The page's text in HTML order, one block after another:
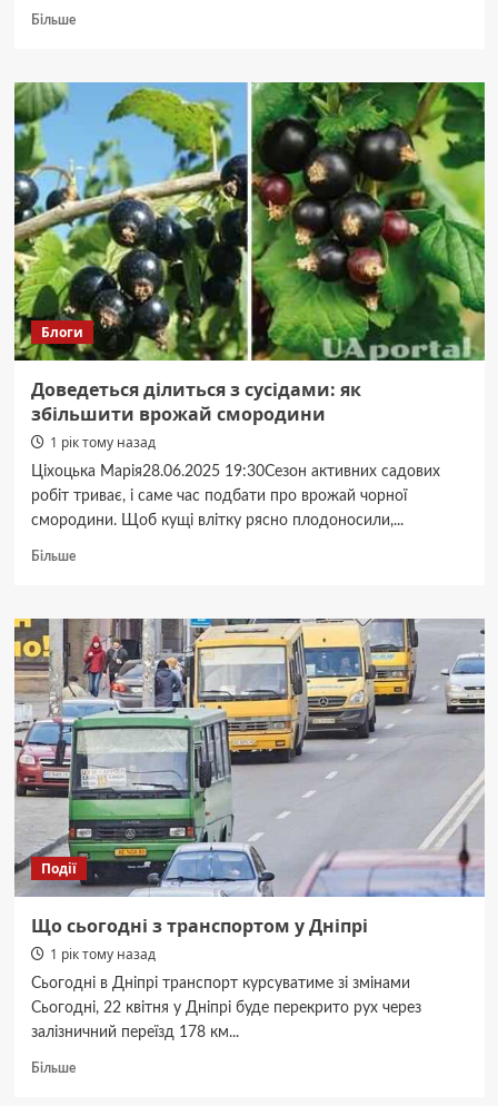
БільшеДокладніше
или
роллы
чему
отдать
предпочтение?
Блоги
Доведеться ділиться з сусідами: як
збільшити врожай смородини
1 рік тому назад
Ціхоцька Марія28.06.2025 19:30Сезон активних садових
робіт триває, і саме час подбати про врожай чорної
смородини. Щоб кущі влітку рясно плодоносили,...
БільшеДокладніше
ділиться
сусідами:
як
збільшити
врожай
смородини
Події
Що сьогодні з транспортом у Дніпрі
1 рік тому назад
Сьогодні в Дніпрі транспорт курсуватиме зі змінами
Сьогодні, 22 квітня у Дніпрі буде перекрито рух через
залізничний переїзд 178 км...
БільшеДокладніше